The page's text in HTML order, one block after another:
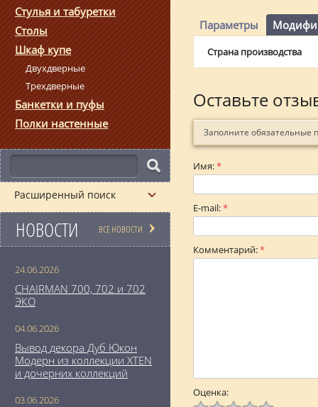
Стулья и табуретки
Столы
Шкаф купе
Двухдверные
Трехдверные
Банкетки и пуфы
Полки настенные
Расширенный поиск
НОВОСТИ ВСЕ НОВОСТИ
24.06.2026
CHAIRMAN 700, 702 и 702
ЭКО
04.06.2026
Вывод декора Дуб Юкон
Модерн из коллекции XTEN
и дочерних коллекций
03.06.2026
Параметры
Страна производства
Оставьте
Заполните обязательные
Имя:*
E-mail:*
Комментарий:*
Оценка: